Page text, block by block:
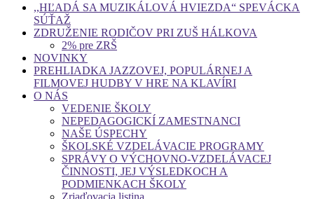
,,HĽADÁ SA MUZIKÁLOVÁ HVIEZDA“ SPEVÁCKA
SÚŤAŽ
ZDRUŽENIE RODIČOV PRI ZUŠ HÁLKOVA
2% pre ZRŠ
NOVINKY
PREHLIADKA JAZZOVEJ, POPULÁRNEJ A
FILMOVEJ HUDBY V HRE NA KLAVÍRI
O NÁS
VEDENIE ŠKOLY
NEPEDAGOGICKÍ ZAMESTNANCI
NAŠE ÚSPECHY
ŠKOLSKÉ VZDELÁVACIE PROGRAMY
SPRÁVY O VÝCHOVNO-VZDELÁVACEJ
ČINNOSTI, JEJ VÝSLEDKOCH A
PODMIENKACH ŠKOLY
Zriaďovacia listina